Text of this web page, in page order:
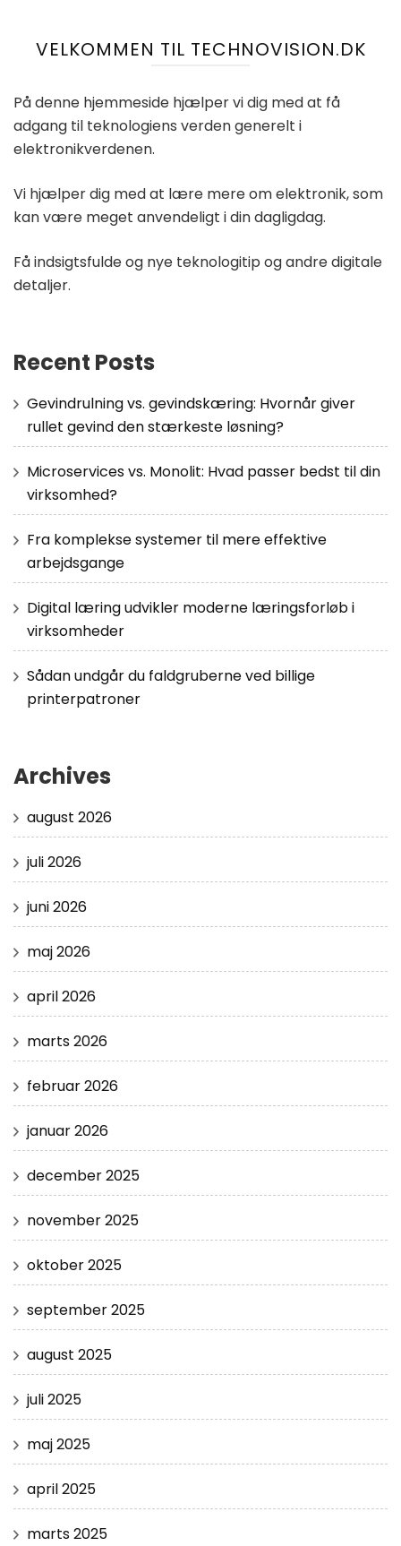
VELKOMMEN TIL TECHNOVISION.DK
På denne hjemmeside hjælper vi dig med at få
adgang til teknologiens verden generelt i
elektronikverdenen.
Vi hjælper dig med at lære mere om elektronik, som
kan være meget anvendeligt i din dagligdag.
Få indsigtsfulde og nye teknologitip og andre digitale
detaljer.
Recent Posts
Gevindrulning vs. gevindskæring: Hvornår giver
rullet gevind den stærkeste løsning?
Microservices vs. Monolit: Hvad passer bedst til din
virksomhed?
Fra komplekse systemer til mere effektive
arbejdsgange
Digital læring udvikler moderne læringsforløb i
virksomheder
Sådan undgår du faldgruberne ved billige
printerpatroner
Archives
august 2026
juli 2026
juni 2026
maj 2026
april 2026
marts 2026
februar 2026
januar 2026
december 2025
november 2025
oktober 2025
september 2025
august 2025
juli 2025
maj 2025
april 2025
marts 2025